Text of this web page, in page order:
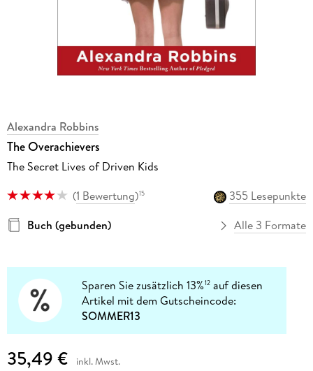
Alexandra Robbins
The Overachievers
The Secret Lives of Driven Kids
(1 Bewertung)15
355 Lesepunkte
Buch (gebunden)
Alle 3 Formate
Sparen Sie zusätzlich 13%12 auf diesen
Artikel mit dem Gutscheincode:
SOMMER13
35,49 € inkl. Mwst.